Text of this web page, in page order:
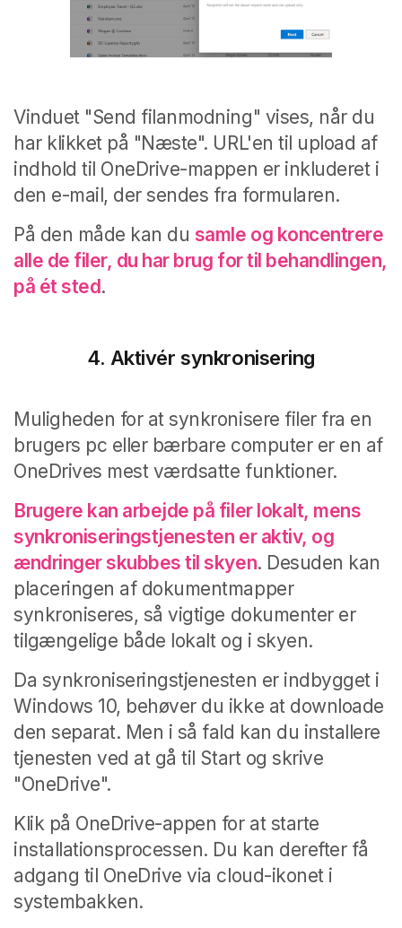
Vinduet "Send filanmodning" vises, når du
har klikket på "Næste". URL'en til upload af
indhold til OneDrive-mappen er inkluderet i
den e-mail, der sendes fra formularen.
På den måde kan du samle og koncentrere
alle de filer, du har brug for til behandlingen,
på ét sted.
4. Aktivér synkronisering
Muligheden for at synkronisere filer fra en
brugers pc eller bærbare computer er en af
OneDrives mest værdsatte funktioner.
Brugere kan arbejde på filer lokalt, mens
synkroniseringstjenesten er aktiv, og
ændringer skubbes til skyen. Desuden kan
placeringen af dokumentmapper
synkroniseres, så vigtige dokumenter er
tilgængelige både lokalt og i skyen.
Da synkroniseringstjenesten er indbygget i
Windows 10, behøver du ikke at downloade
den separat. Men i så fald kan du installere
tjenesten ved at gå til Start og skrive
"OneDrive".
Klik på OneDrive-appen for at starte
installationsprocessen. Du kan derefter få
adgang til OneDrive via cloud-ikonet i
systembakken.